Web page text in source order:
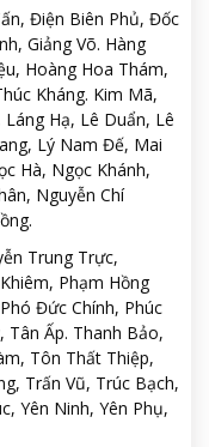
Điện Biên Phủ, Đốc
Giảng Võ. Hàng
Hoàng Hoa Thám,
Kháng. Kim Mã,
Hạ, Lê Duẩn, Lê
Lý Nam Đế, Mai
Hà, Ngọc Khánh,
Nguyễn Chí
Trung Trực,
Phạm Hồng
Đức Chính, Phúc
Tân Ấp. Thanh Bảo,
Tôn Thất Thiệp,
Trấn Vũ, Trúc Bạch,
Yên Ninh, Yên Phụ,